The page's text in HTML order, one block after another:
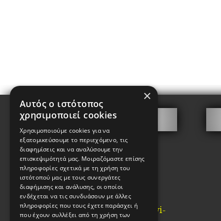
Επικοινωνία
Γιωτάκης Χαρίτων
Καλαμίδα 2, Ψυρρή
Αθήνα
ΤΚ. 10554
Τηλ: 2103210442
Email:info@kataskevi-
×
Αυτός ο ιστότοπος
χρησιμοποιεί cookies
Χρησιμοποιούμε cookies για να
εξατομικεύσουμε το περιεχόμενο, τις
διαφημίσεις και να αναλύσουμε την
επισκεψιμότητά μας. Μοιραζόμαστε επίσης
πληροφορίες σχετικά με τη χρήση του
ιστότοπού μας με τους συνεργάτες
διαφήμισης και ανάλυσης, οι οποίοι
ενδέχεται να τις συνδυάσουν με άλλες
πληροφορίες που τους έχετε παράσχει ή
που έχουν συλλέξει από τη χρήση των